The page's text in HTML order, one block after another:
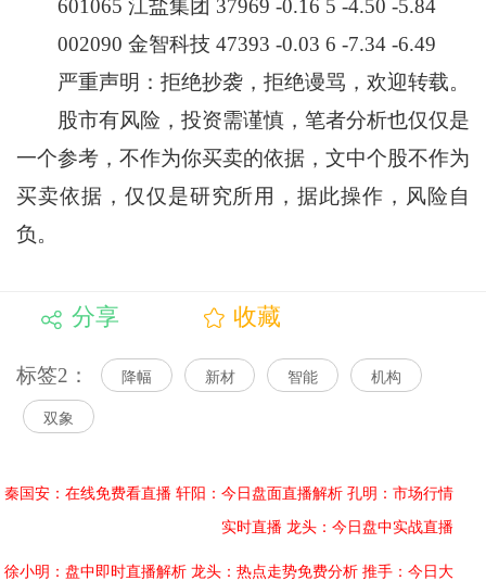
601065 江盐集团 37969 -0.16 5 -4.50 -5.84
002090 金智科技 47393 -0.03 6 -7.34 -6.49
严重声明：拒绝抄袭，拒绝谩骂，欢迎转载。
股市有风险，投资需谨慎，笔者分析也仅仅是
一个参考，不作为你买卖的依据，文中个股不作为
买卖依据，仅仅是研究所用，据此操作，风险自
负。
分享 收藏
标签2： 降幅 新材 智能 机构
双象
秦国安：在线免费看直播 轩阳：今日盘面直播解析 孔明：市场行情
实时直播 龙头：今日盘中实战直播
徐小明：盘中即时直播解析 龙头：热点走势免费分析 推手：今日大